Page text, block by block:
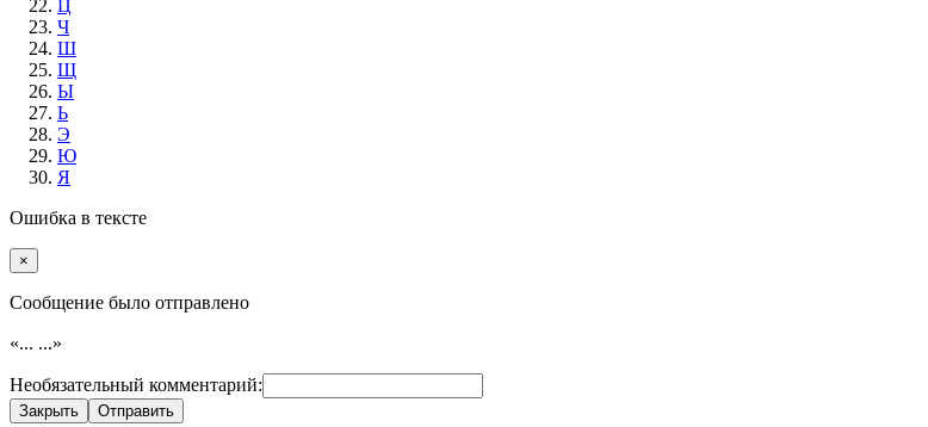
Ц
Ч
Ш
Щ
Ы
Ь
Э
Ю
Я
Ошибка в тексте
×
Cообщение было отправлено
«... ...»
Необязательный комментарий:
Закрыть Отправить